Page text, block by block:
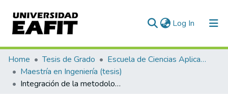
Log In (current)
Communities & Collections
All of DSpace
Home Tesis de Grado
Escuela de Ciencias Aplicadas e Ingeniería
Maestría en Ingeniería (tesis)
Integración de la metodología CommonKADS y la lógica difusa en un sistema experto para apoyar el proceso de selección de personal